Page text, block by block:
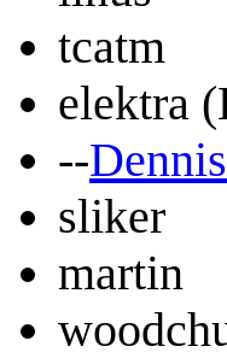
tcatm
elektra
--Dennis
sliker
martin